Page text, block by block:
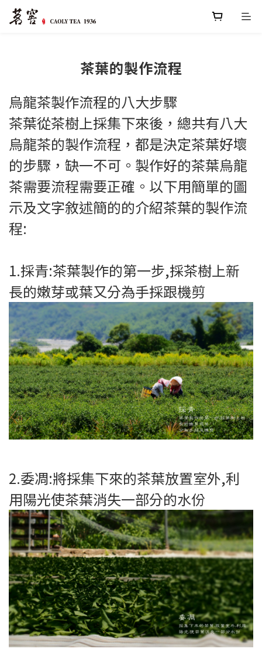
茶葉的製作流程
烏龍茶製作流程的八大步驟
茶葉從茶樹上採集下來後，總共有八大
烏龍茶的製作流程，都是決定茶葉好壞
的步驟，缺一不可。製作好的茶葉烏龍
茶需要流程需要正確。以下用簡單的圖
示及文字敘述簡的的介紹茶葉的製作流
程:
1.採青:茶葉製作的第一步,採茶樹上新
長的嫩芽或葉又分為手採跟機剪
2.委凋:將採集下來的茶葉放置室外,利
用陽光使茶葉消失一部分的水份